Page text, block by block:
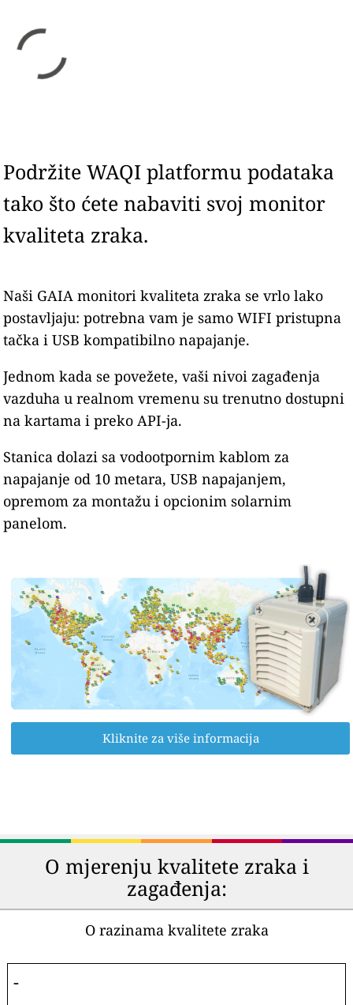
Podržite WAQI platformu podataka
tako što ćete nabaviti svoj monitor
kvaliteta zraka.
Naši GAIA monitori kvaliteta zraka se vrlo lako
postavljaju: potrebna vam je samo WIFI pristupna
tačka i USB kompatibilno napajanje.
Jednom kada se povežete, vaši nivoi zagađenja
vazduha u realnom vremenu su trenutno dostupni
na kartama i preko API-ja.
Stanica dolazi sa vodootpornim kablom za
napajanje od 10 metara, USB napajanjem,
opremom za montažu i opcionim solarnim
panelom.
Kliknite za više informacija
O mjerenju kvalitete zraka i
zagađenja:
O razinama kvalitete zraka
-